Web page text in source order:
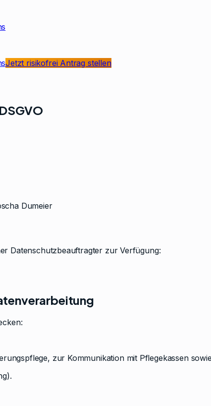
Jetzt risikofrei Antrag stellen
Dumeier
Datenschutzbeauftragter zur Verfügung:
zur Kommunikation mit Pflegekassen